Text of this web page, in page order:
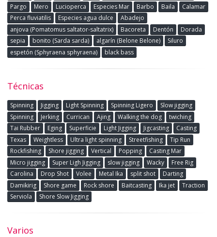
Pargo
Mero Lucioperca Especies Mar Barbo Baila
Calamar
Perca fluviatilis
Especies agua dulce
Abadejo
anjova (Pomatomus saltator-saltatrix)
Bacoreta Dentón
Dorada
sepia
bonito (Sarda sarda) algarín (Belone Belone)
Siluro
espetón (Sphyraena sphyraena)
black bass
Técnicas
Spinning Jigging Light Spinning Spinning Ligero
Slow jigging
Spinning
Jerking Currican Ajing Walking the dog
twiching
Tai Rubber
Eging Superficie Light Jigging Jigcasting
Casting
Texas
Weightless Ultra light spinning Streetfishing
Tip Run
Rockfishing
Shore jigging Vertical Popping
Casting Mar
Micro jigging
Super Ligh Jigging slow jigging Wacky
Free Rig
Carolina
Drop Shot Volee Metal Ika split shot
Darting
Damikirig
Shore game Rock shore Baitcasting Ika jet
Traction
Serviola
Shore Slow Jigging
Varios